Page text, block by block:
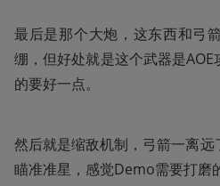
最后是那个大炮，这东西和弓
绷，但好处就是这个武器是
的要好一点。
然后就是缩敌机制，弓箭一离
瞄准准星，感觉Demo需要打磨